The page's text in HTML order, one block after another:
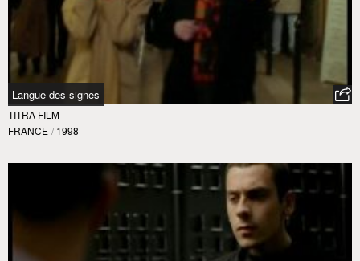
Langue des signes
TITRA FILM
FRANCE / 1998